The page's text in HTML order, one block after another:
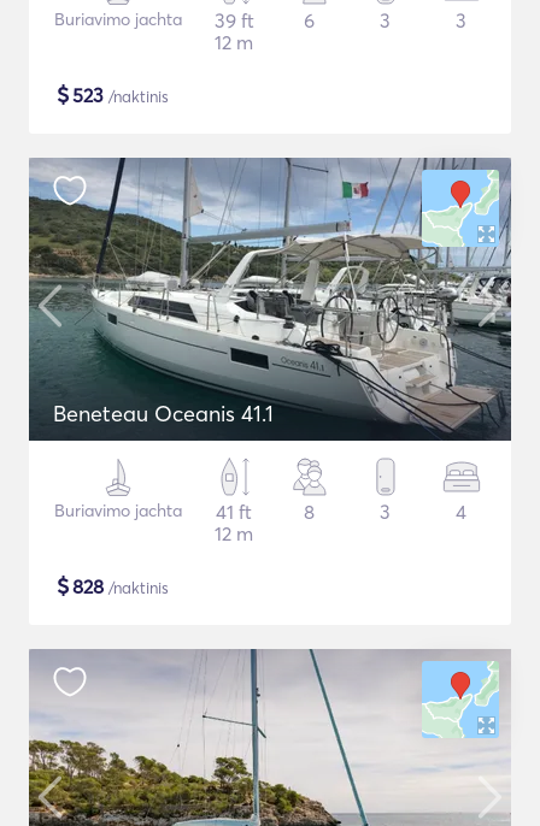
Buriavimo jachta
39 ft
12 m
6 3 3
$523 /naktinis
Beneteau Oceanis 41.1
Buriavimo jachta
41 ft
12 m
8 3 4
$828 /naktinis